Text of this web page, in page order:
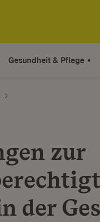
Gesundheit & Pflege
zur
der